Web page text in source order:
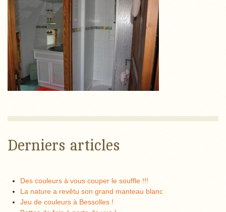
Derniers articles
Des couleurs à vous couper le souffle !!!
La nature a revêtu son grand manteau blanc
Jeu de couleurs à Bessolles !